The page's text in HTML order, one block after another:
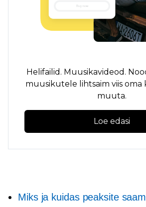
Helifailid. Muusikavideod.
muusikutele lihtsaim viis oma
muuta.
Loe edasi
Miks ja kuidas peaksite